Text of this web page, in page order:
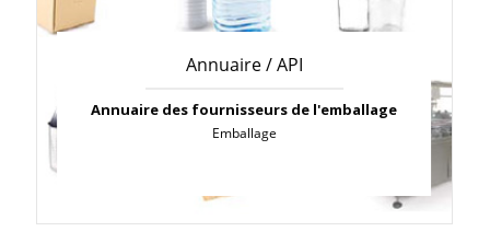
Annuaire / API
Annuaire des fournisseurs de l'emballage
Emballage